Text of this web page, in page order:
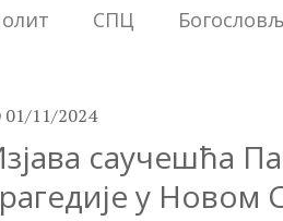
СПЦ
01/11/2024
саучешћа
у Новом